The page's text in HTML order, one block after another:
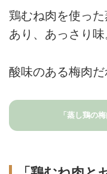
鶏むね肉を使っ
あり、あっさり味
酸味のある梅肉だ
「蒸し鶏の